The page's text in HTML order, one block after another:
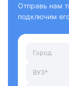
Отправь нам
подключим